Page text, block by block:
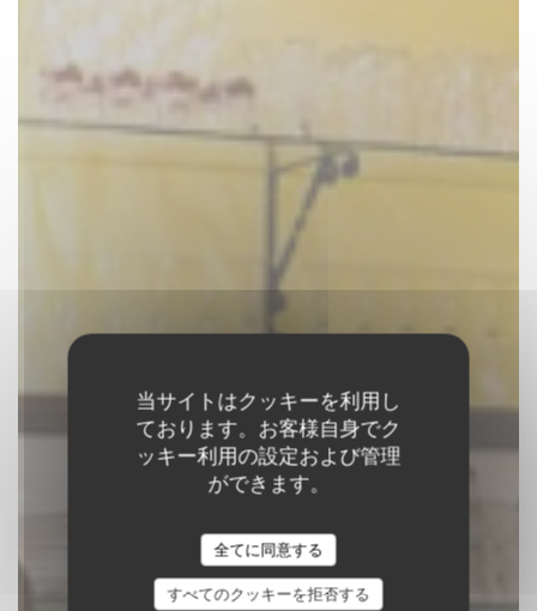
当サイトはクッキーを利用し
ております。お客様自身でク
ッキー利用の設定および管理
ができます。
全てに同意する
すべてのクッキーを拒否する
C'est bon c'est belge
伝統的なレストラン|BRUXELLES